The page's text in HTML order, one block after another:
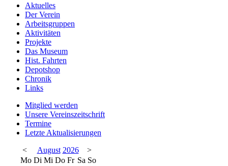
Aktuelles
Der Verein
Arbeitsgruppen
Aktivitäten
Projekte
Das Museum
Hist. Fahrten
Depotshop
Chronik
Links
Mitglied werden
Unsere Vereinszeitschrift
Termine
Letzte Aktualisierungen
<
August 2026
>
Mo Di Mi Do Fr Sa So